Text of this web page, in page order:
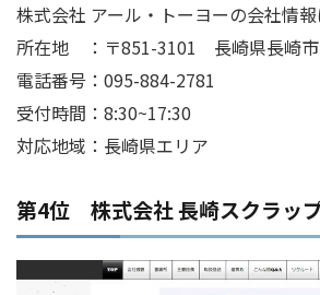
株式会社 アール・トーヨーの会社情
所在地 ：〒851-3101 長崎県長崎市
電話番号：095-884-2781
受付時間：8:30~17:30
対応地域：長崎県エリア
第4位 株式会社 長崎スクラッ